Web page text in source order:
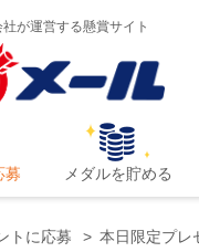
が運営する懸賞サイト
募 メダルを貯める
トに応募 本日限定プレ